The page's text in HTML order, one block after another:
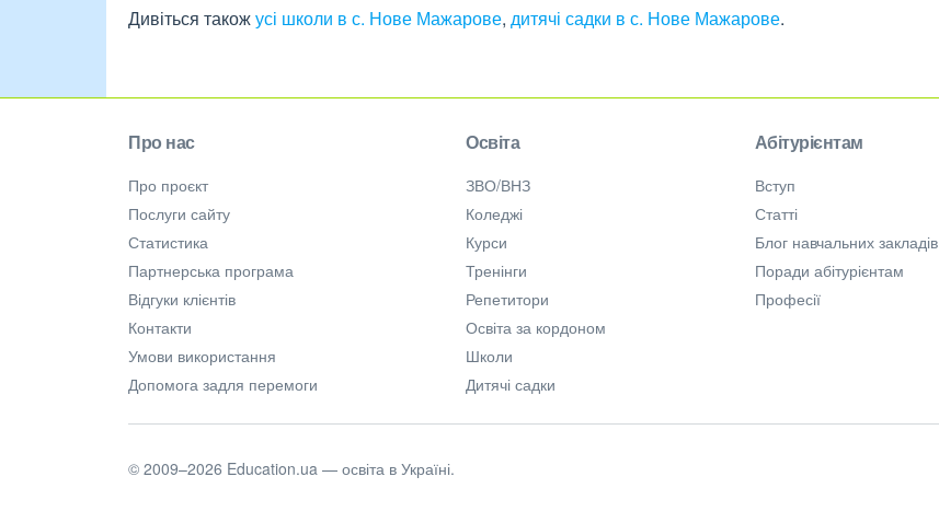
Дивіться такожусі школи в с. Нове Мажарове, дитячі садки в с. Нове Мажарове.
Про нас
Про проєкт
Послуги сайту
Статистика
Партнерська програма
Відгуки клієнтів
Контакти
Умови використання
Допомога задля перемоги
Освіта
ЗВО/ВНЗ
Коледжі
Курси
Тренінги
Репетитори
Освіта за кордоном
Школи
Дитячі садки
Абітурієнтам
Вступ
Статті
Блог навчальних закладів
Поради абітурієнтам
Професії
© 2009–2026 Education.ua — освіта в Україні.